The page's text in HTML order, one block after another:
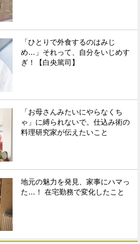
「ひとりで外食するのはみじ
め…」それって、自分をいじめす
ぎ！【白央篤司】
「お母さんみたいにやらなくち
ゃ」に縛られないで。仕込み術の
料理研究家が伝えたいこと
地元の魅力を発見、家事にハマっ
た…！ 在宅勤務で変化したこと